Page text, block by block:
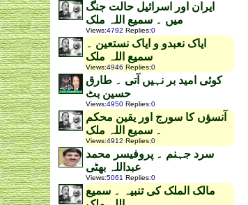
ایران اور اسرائیل حالت جنگ
میں ۔ سمیع اللہ ملک
Views:4792 Replies:0
ایاک نعبدو و ایاک نستعین ۔
سمیع اللہ ملک
Views:4946 Replies:0
کوئی امید بر نہیں آتی ۔ طارق
حسین بٹ
Views:4950 Replies:0
آنسؤں کا سورج اور یقین محکم
۔ سمیع اللہ ملک
Views:4912 Replies:0
سرد جہنم ۔ پروفیسر محمد
عبداللہ بھٹی
Views:5061 Replies:0
مالک الملک کی تنبیہ ۔ سمیع